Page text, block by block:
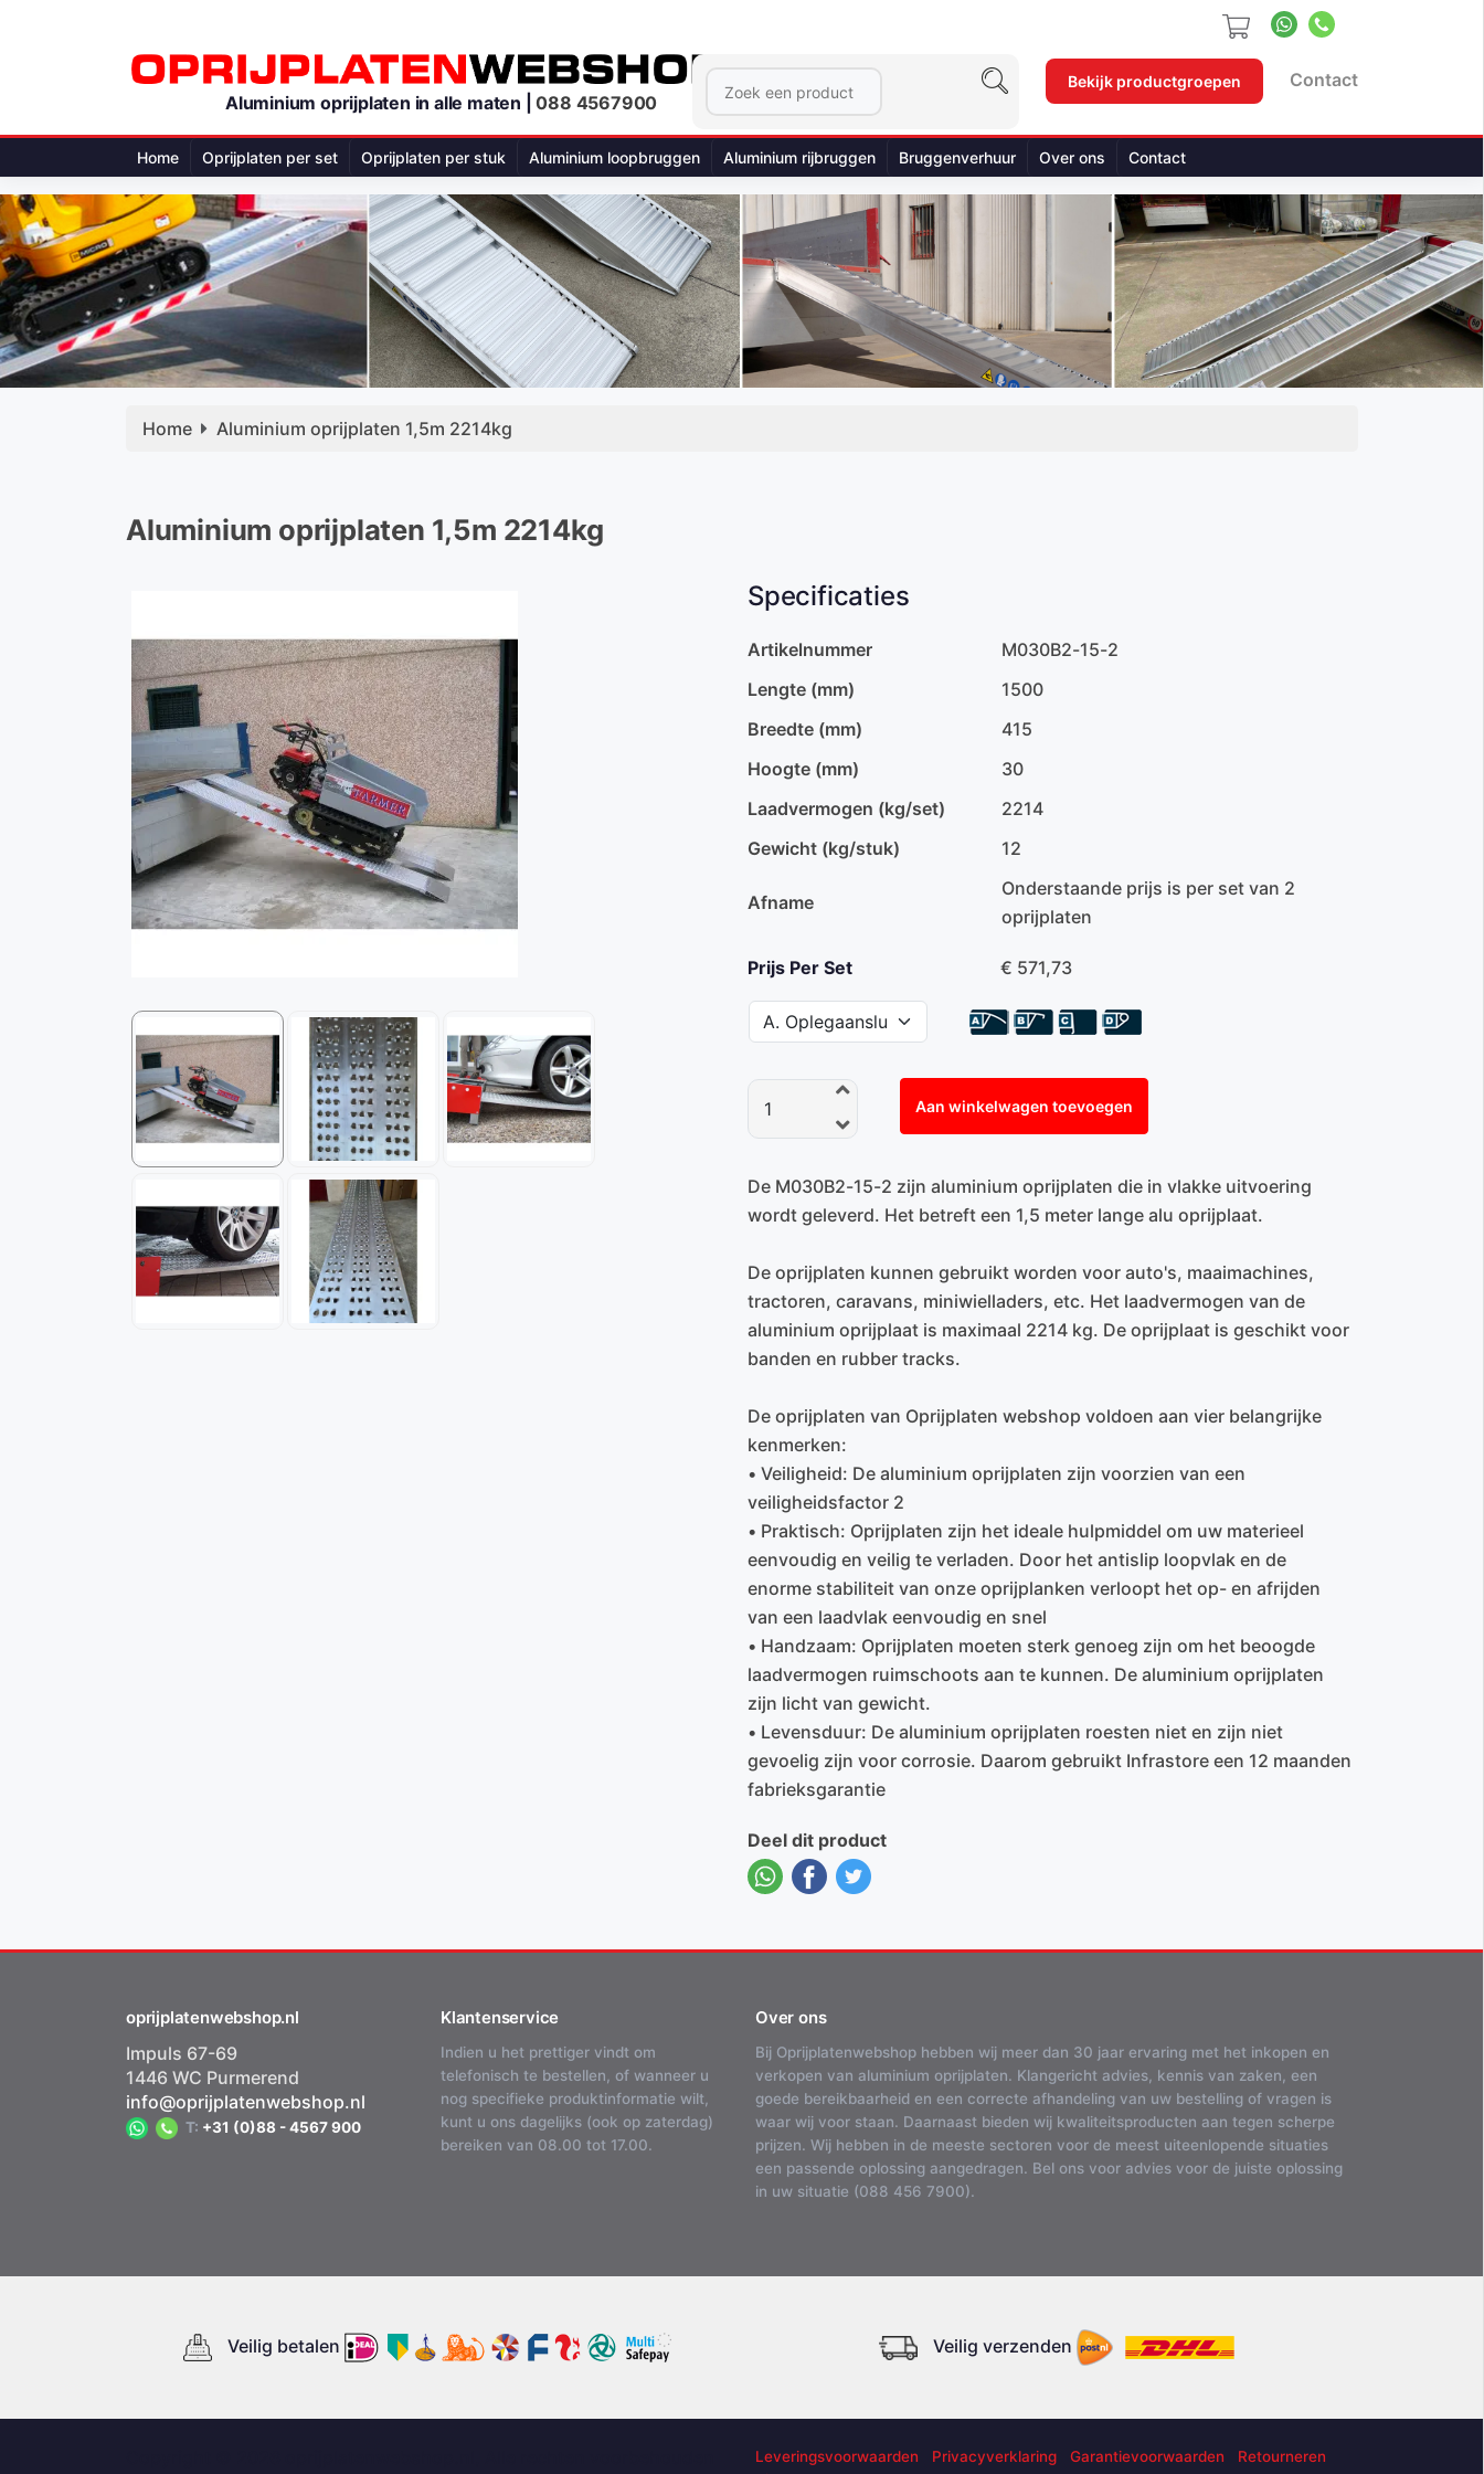
Aluminium oprijplaten in alle maten |088 4567900
Bekijk productgroepen Contact
Home Oprijplaten per set Oprijplaten per stuk Aluminium loopbruggen Aluminium rijbruggen Bruggenverhuur Over ons Contact
Home Aluminium oprijplaten 1,5m 2214kg
Aluminium oprijplaten 1,5m 2214kg
Specificaties
Artikelnummer
M030B2-15-2
Lengte (mm)
1500
Breedte (mm)
415
Hoogte (mm)
30
Laadvermogen (kg/set)
2214
Gewicht (kg/stuk)
12
Afname
Onderstaande prijs is per set van 2
oprijplaten
Prijs Per Set € 571,73
Aan winkelwagen toevoegen
De M030B2-15-2 zijn aluminium oprijplaten die in vlakke uitvoering
wordt geleverd. Het betreft een 1,5 meter lange alu oprijplaat.
De oprijplaten kunnen gebruikt worden voor auto's, maaimachines,
tractoren, caravans, miniwielladers, etc. Het laadvermogen van de
aluminium oprijplaat is maximaal 2214 kg. De oprijplaat is geschikt voor
banden en rubber tracks.
De oprijplaten van Oprijplaten webshop voldoen aan vier belangrijke
kenmerken:
• Veiligheid: De aluminium oprijplaten zijn voorzien van een
veiligheidsfactor 2
• Praktisch: Oprijplaten zijn het ideale hulpmiddel om uw materieel
eenvoudig en veilig te verladen. Door het antislip loopvlak en de
enorme stabiliteit van onze oprijplanken verloopt het op- en afrijden
van een laadvlak eenvoudig en snel
• Handzaam: Oprijplaten moeten sterk genoeg zijn om het beoogde
laadvermogen ruimschoots aan te kunnen. De aluminium oprijplaten
zijn licht van gewicht.
• Levensduur: De aluminium oprijplaten roesten niet en zijn niet
gevoelig zijn voor corrosie. Daarom gebruikt Infrastore een 12 maanden
fabrieksgarantie
Deel dit product
oprijplatenwebshop.nl
Impuls 67-69
1446 WC Purmerend
info@oprijplatenwebshop.nl
T: +31 (0)88 - 4567 900
Klantenservice
Indien u het prettiger vindt om
telefonisch te bestellen, of wanneer u
nog specifieke produktinformatie wilt,
kunt u ons dagelijks (ook op zaterdag)
bereiken van 08.00 tot 17.00.
Over ons
Bij Oprijplatenwebshop hebben wij meer dan 30 jaar ervaring met het inkopen en
verkopen van aluminium oprijplaten. Klangericht advies, kennis van zaken, een
goede bereikbaarheid en een correcte afhandeling van uw bestelling of vragen is
waar wij voor staan. Daarnaast bieden wij kwaliteitsproducten aan tegen scherpe
prijzen. Wij hebben in de meeste sectoren voor de meest uiteenlopende situaties
een passende oplossing aangedragen. Bel ons voor advies voor de juiste oplossing
in uw situatie (088 456 7900).
Veilig betalen Veilig verzenden
Leveringsvoorwaarden Privacyverklaring Garantievoorwaarden
Retourneren